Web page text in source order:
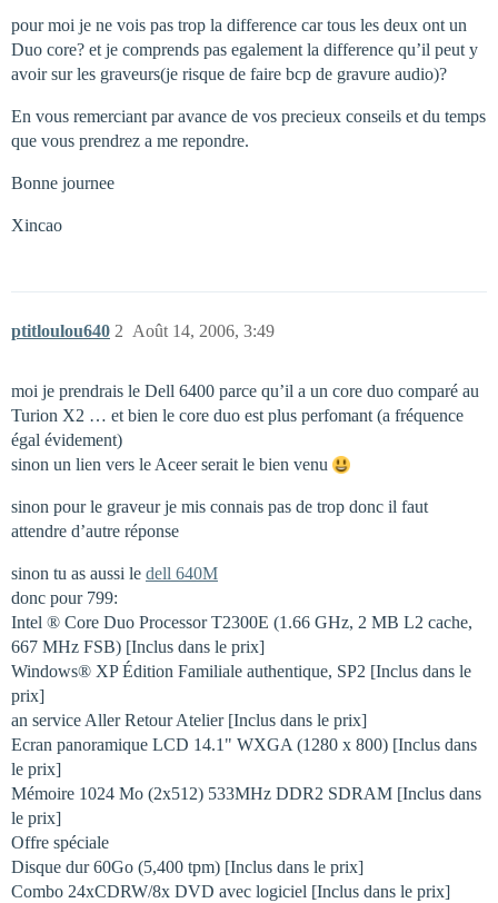
pour moi je ne vois pas trop la difference car tous les deux ont un
Duo core? et je comprends pas egalement la difference qu’il peut y
avoir sur les graveurs(je risque de faire bcp de gravure audio)?
En vous remerciant par avance de vos precieux conseils et du temps
que vous prendrez a me repondre.
Bonne journee
Xincao
ptitloulou640 Août 14, 2006, 3:49
2
moi je prendrais le Dell 6400 parce qu’il a un core duo comparé au
Turion X2 … et bien le core duo est plus perfomant (a fréquence
égal évidement)
sinon un lien vers le Aceer serait le bien venu
sinon pour le graveur je mis connais pas de trop donc il faut
attendre d’autre réponse
sinon tu as aussi le dell 640M
donc pour 799:
Intel ® Core Duo Processor T2300E (1.66 GHz, 2 MB L2 cache,
667 MHz FSB) [Inclus dans le prix]
Windows® XP Édition Familiale authentique, SP2 [Inclus dans le
prix]
an service Aller Retour Atelier [Inclus dans le prix]
Ecran panoramique LCD 14.1" WXGA (1280 x 800) [Inclus dans
le prix]
Mémoire 1024 Mo (2x512) 533MHz DDR2 SDRAM [Inclus dans
le prix]
Offre spéciale
Disque dur 60Go (5,400 tpm) [Inclus dans le prix]
Combo 24xCDRW/8x DVD avec logiciel [Inclus dans le prix]